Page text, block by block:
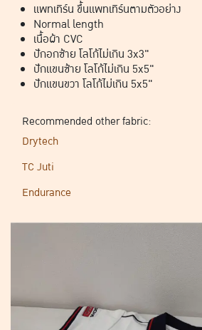
แพทเทิร์น ขึ้นแพทเทิร์นตามตัวอย่าง
Normal length
เนื้อผ้า CVC
ปักอกซ้าย โลโก้ไม่เกิน 3x3"
ปักแขนซ้าย โลโก้ไม่เกิน 5x5"
ปักแขนขวา โลโก้ไม่เกิน 5x5"
Recommended other fabric:
Drytech
TC Juti
Endurance